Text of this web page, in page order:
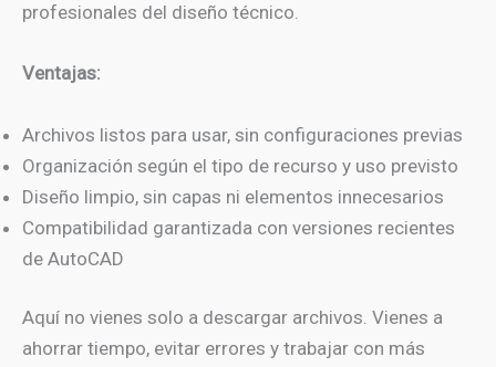
profesionales del diseño técnico.
Ventajas:
Archivos listos para usar, sin configuraciones previas
Organización según el tipo de recurso y uso previsto
Diseño limpio, sin capas ni elementos innecesarios
Compatibilidad garantizada con versiones recientes
de AutoCAD
Aquí no vienes solo a descargar archivos. Vienes a
ahorrar tiempo, evitar errores y trabajar con más